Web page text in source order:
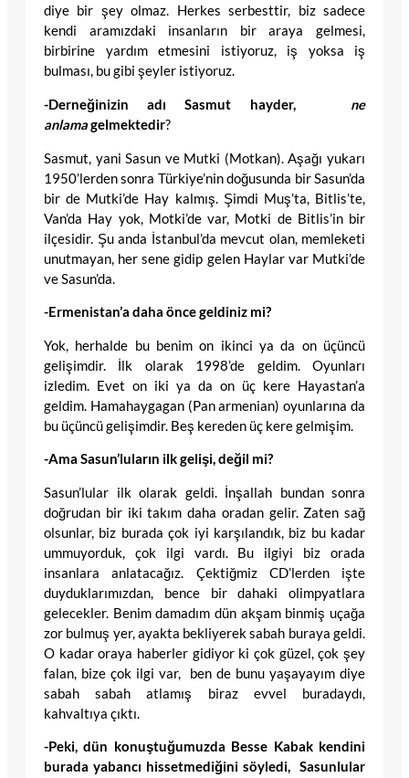
diye bir şey olmaz. Herkes serbesttir, biz sadece
kendi aramızdaki insanların bir araya gelmesi,
birbirine yardım etmesini istiyoruz, iş yoksa iş
bulması, bu gibi şeyler istiyoruz.
-Derneğinizin adı Sasmut hayder,
ne
anlamagelmektedir?
Sasmut, yani Sasun ve Mutki (Motkan). Aşağı yukarı
1950’lerden sonra Türkiye’nin doğusunda bir Sasun’da
bir de Mutki’de Hay kalmış. Şimdi Muş’ta, Bitlis’te,
Van’da Hay yok, Motki’de var, Motki de Bitlis’in bir
ilçesidir. Şu anda İstanbul’da mevcut olan, memleketi
unutmayan, her sene gidip gelen Haylar var Mutki’de
ve Sasun’da.
-Ermenistan’a daha önce geldiniz mi?
Yok, herhalde bu benim on ikinci ya da on üçüncü
gelişimdir. İlk olarak 1998’de geldim. Oyunları
izledim. Evet on iki ya da on üç kere Hayastan’a
geldim. Hamahaygagan (Pan armenian) oyunlarına da
bu üçüncü gelişimdir. Beş kereden üç kere gelmişim.
-Ama Sasun’luların ilk gelişi, değil mi?
Sasun’lular ilk olarak geldi. İnşallah bundan sonra
doğrudan bir iki takım daha oradan gelir. Zaten sağ
olsunlar, biz burada çok iyi karşılandık, biz bu kadar
ummuyorduk, çok ilgi vardı. Bu ilgiyi biz orada
insanlara anlatacağız. Çektiğmiz CD’lerden işte
duyduklarımızdan, bence bir dahaki olimpyatlara
gelecekler. Benim damadım dün akşam binmiş uçağa
zor bulmuş yer, ayakta bekliyerek sabah buraya geldi.
O kadar oraya haberler gidiyor ki çok güzel, çok şey
falan, bize çok ilgi var, ben de bunu yaşayayım diye
sabah sabah atlamış biraz evvel buradaydı,
kahvaltıya çıktı.
-Peki, dün konuştuğumuzda Besse Kabak kendini
burada yabancı hissetmediğini söyledi, Sasunlular